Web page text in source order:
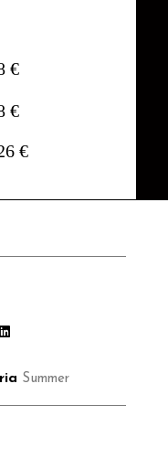
€
€
€
Summer